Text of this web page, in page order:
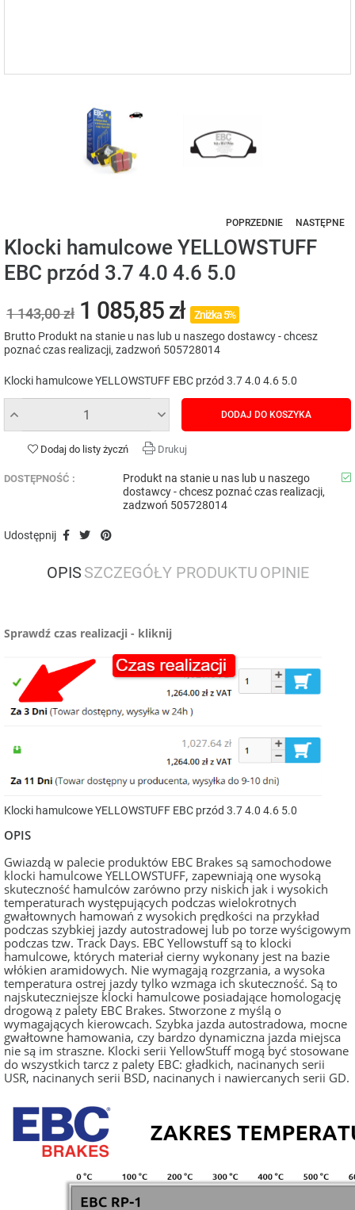
POPRZEDNIE NASTĘPNE
Klocki hamulcowe YELLOWSTUFF
EBC przód 3.7 4.0 4.6 5.0
1 143,00 zł 1 085,85 zł
Zniżka 5%
Brutto Produkt na stanie u nas lub u naszego dostawcy - chcesz
poznać czas realizacji, zadzwoń 505728014
Klocki hamulcowe YELLOWSTUFF EBC przód 3.7 4.0 4.6 5.0
DODAJ DO KOSZYKA
Dodaj do listy życzń Drukuj
DOSTĘPNOŚĆ :
Produkt na stanie u nas lub u naszego
dostawcy - chcesz poznać czas realizacji,
zadzwoń 505728014
Udostępnij
OPIS SZCZEGÓŁY PRODUKTU OPINIE
Sprawdź czas realizacji - kliknij
Klocki hamulcowe YELLOWSTUFF EBC przód 3.7 4.0 4.6 5.0
OPIS
Gwiazdą w palecie produktów EBC Brakes są samochodowe
klocki hamulcowe YELLOWSTUFF, zapewniają one wysoką
skuteczność hamulców zarówno przy niskich jak i wysokich
temperaturach występujących podczas wielokrotnych
gwałtownych hamowań z wysokich prędkości na przykład
podczas szybkiej jazdy autostradowej lub po torze wyścigowym
podczas tzw. Track Days. EBC Yellowstuff są to klocki
hamulcowe, których materiał cierny wykonany jest na bazie
włókien aramidowych. Nie wymagają rozgrzania, a wysoka
temperatura ostrej jazdy tylko wzmaga ich skuteczność. Są to
najskuteczniejsze klocki hamulcowe posiadające homologację
drogową z palety EBC Brakes. Stworzone z myślą o
wymagających kierowcach. Szybka jazda autostradowa, mocne
gwałtowne hamowania, czy bardzo dynamiczna jazda miejsca
nie są im straszne. Klocki serii YellowStuff mogą być stosowane
do wszystkich tarcz z palety EBC: gładkich, nacinanych serii
USR, nacinanych serii BSD, nacinanych i nawiercanych serii GD.